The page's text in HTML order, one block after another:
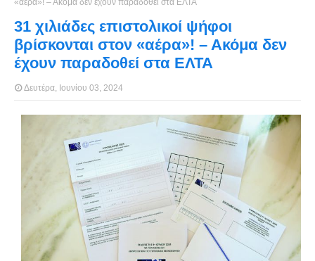
«αέρα»! – Ακόμα δεν έχουν παραδοθεί στα ΕΛΤΑ
31 χιλιάδες επιστολικοί ψήφοι
βρίσκονται στον «αέρα»! – Ακόμα δεν
έχουν παραδοθεί στα ΕΛΤΑ
Δευτέρα, Ιουνίου 03, 2024